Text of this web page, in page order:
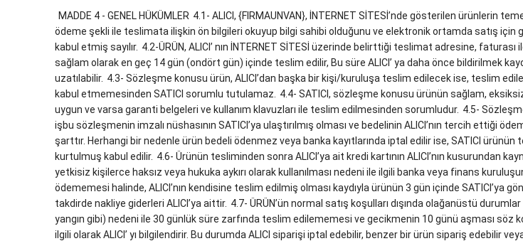
MADDE 4 - GENEL HÜKÜMLER 4.1- ALICI, {FIRMAUNVAN}, İNTERNET SİTESİ’nde gösterilen ürünlerin
ödeme şekli ile teslimata ilişkin ön bilgileri okuyup bilgi sahibi olduğunu ve elektronik ortamda satış için
kabul etmiş sayılır. 4.2-ÜRÜN, ALICI’ nın İNTERNET SİTESİ üzerinde belirttiği teslimat adresine,
sağlam olarak en geç 14 gün (ondört gün) içinde teslim edilir, Bu süre ALICI’ ya daha önce bildirilmek
uzatılabilir. 4.3- Sözleşme konusu ürün, ALICI’dan başka bir kişi/kuruluşa teslim edilecek ise, teslim
kabul etmemesinden SATICI sorumlu tutulamaz.
4.4- SATICI, sözleşme konusu ürünün sağlam,
uygun ve varsa garanti belgeleri ve kullanım klavuzları ile teslim edilmesinden sorumludur. 4.5-
işbu sözleşmenin imzalı nüshasının SATICI’ya ulaştırılmış olması ve bedelinin ALICI’nın tercih ettiği
şarttır. Herhangi bir nedenle ürün bedeli ödenmez veya banka kayıtlarında iptal edilir ise, SATICI
kurtulmuş kabul edilir. 4.6- Ürünün tesliminden sonra ALICI’ya ait kredi kartının ALICI’nın kusurundan
yetkisiz kişilerce haksız veya hukuka aykırı olarak kullanılması nedeni ile ilgili banka veya finans
ödememesi halinde, ALICI’nın kendisine teslim edilmiş olması kaydıyla ürünün 3 gün içinde SATICI’ya
takdirde nakliye giderleri ALICI’ya aittir. 4.7- ÜRÜN’ün normal satış koşulları dışında olağanüstü
yangın gibi) nedeni ile 30 günlük süre zarfında teslim edilememesi ve gecikmenin 10 günü aşması söz
ilgili olarak ALICI’ yı bilgilendirir. Bu durumda ALICI siparişi iptal edebilir, benzer bir ürün sipariş edebilir